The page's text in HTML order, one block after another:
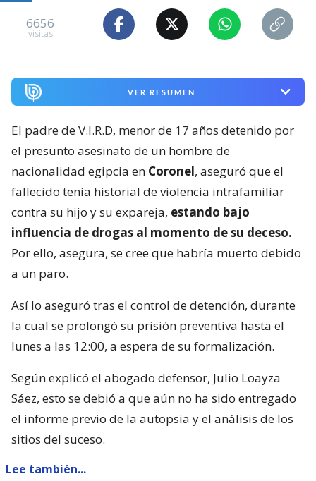
6656
visitas
VER RESUMEN
El padre de V.I.R.D, menor de 17 años detenido por
el presunto asesinato de un hombre de
nacionalidad egipcia en Coronel, aseguró que el
fallecido tenía historial de violencia intrafamiliar
contra su hijo y su expareja, estando bajo
influencia de drogas al momento de su deceso.
Por ello, asegura, se cree que habría muerto debido
a un paro.
Así lo aseguró tras el control de detención, durante
la cual se prolongó su prisión preventiva hasta el
lunes a las 12:00, a espera de su formalización.
Según explicó el abogado defensor, Julio Loayza
Sáez, esto se debió a que aún no ha sido entregado
el informe previo de la autopsia y el análisis de los
sitios del suceso.
Lee también...